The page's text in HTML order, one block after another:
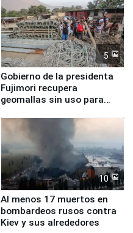
5
Gobierno de la presidenta
Fujimori recupera
geomallas sin uso para
Fenómeno El Niño
10
Al menos 17 muertos en
bombardeos rusos contra
Kiev y sus alrededores